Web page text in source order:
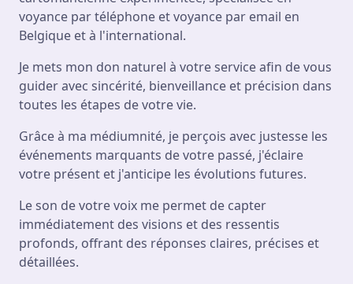
voyance par téléphone et voyance par email en
Belgique et à l'international.
Je mets mon don naturel à votre service afin de vous
guider avec sincérité, bienveillance et précision dans
toutes les étapes de votre vie.
Grâce à ma médiumnité, je perçois avec justesse les
événements marquants de votre passé, j'éclaire
votre présent et j'anticipe les évolutions futures.
Le son de votre voix me permet de capter
immédiatement des visions et des ressentis
profonds, offrant des réponses claires, précises et
détaillées.